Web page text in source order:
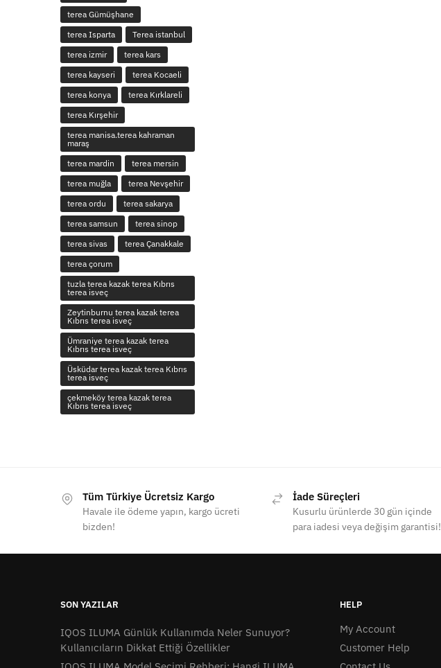
terea Gümüşhane
terea Isparta
Terea istanbul
terea izmir
terea kars
terea kayseri
terea Kocaeli
terea konya
terea Kırklareli
terea Kırşehir
terea manisa.terea kahraman
maraş
terea mardin
terea mersin
terea muğla
terea Nevşehir
terea ordu
terea sakarya
terea samsun
terea sinop
terea sivas
terea Çanakkale
terea çorum
tuzla terea kazak terea Kıbrıs
terea isveç
Zeytinburnu terea kazak terea
Kıbrıs terea isveç
Ümraniye terea kazak terea
Kıbrıs terea isveç
Üsküdar terea kazak terea Kıbrıs
terea isveç
çekmeköy terea kazak terea
Kıbrıs terea isveç
Tüm Türkiye Ücretsiz Kargo
Havale ile ödeme yapın, kargo ücreti
bizden!
İade Süreçleri
Kusurlu ürünlerde 30 gün içinde
para iadesi veya değişim garantisi!
SON YAZILAR
IQOS ILUMA Günlük Kullanımda Neler Sunuyor?
Kullanıcıların Dikkat Ettiği Özellikler
HELP
My Account
Customer Help